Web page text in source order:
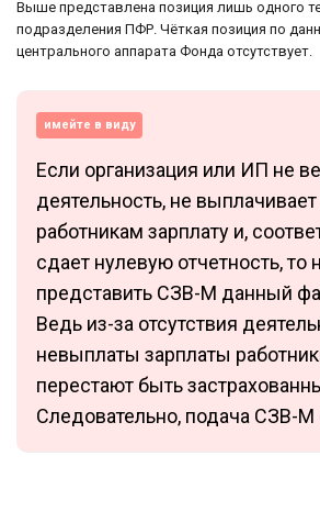
Выше представлена позиция лишь одного
подразделения ПФР. Чёткая позиция по
центрального аппарата Фонда отсутствует.
имейте в виду
Если организация или ИП не
деятельность, не
работникам зарплату и,
сдает нулевую отчетность, то
представить СЗВ-М данный
Ведь из-за отсутствия
невыплаты зарплаты
перестают быть
Следовательно, подача СЗВ-М